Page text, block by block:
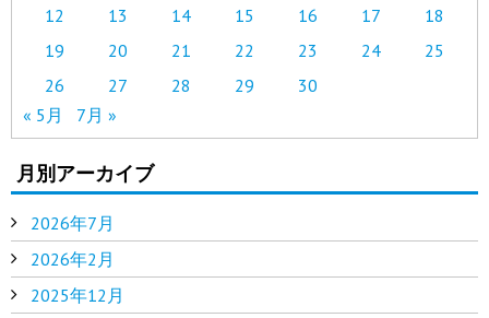
12
13 14 15 16 17
18
19
20 21 22 23 24
25
26
27 28 29
30
« 5月
7月 »
月別アーカイブ
2026年7月
2026年2月
2025年12月